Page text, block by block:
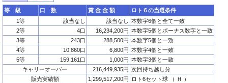
等 級 口 数 賞 金 金 額
ロト６の当選条件
1等
該当なし 該当なし 本数字6個と全て一致
2等
4口 16,234,200円 本数字5個とボーナス数字と一致
3等
243口 288,500円 本数字5個と一致
4等
10,860口 6,800円 本数字4個と一致
5等
159,161口 1,000円 本数字3個と一致
キャリーオーバー
216,449,935円 次回持ち越し分
販売実績額
1,299,517,200円 ロト6セット球 （ Ｈ ）